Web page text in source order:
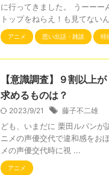
に行ってきました。 うーーー
トップをねらえ！も見てない
アニメ 思い出話・雑談 特
【意識調査】９割以上
求めるものは？
2023/9/21 藤子不二雄
ども、いまだに 栗田ルパン
ニメの声優交代で違和感をお
メの声優交代時に視 ...
アニメ